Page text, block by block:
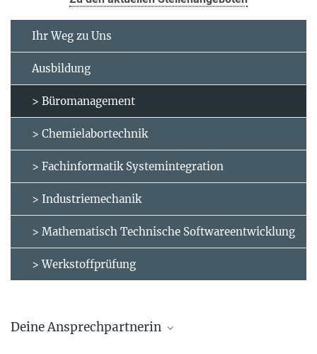
Ihr Weg zu Uns
Ausbildung
> Büromanagement
> Chemielabortechnik
> Fachinformatik Systemintegration
> Industriemechanik
> Mathematisch Technische Softwareentwicklung
> Werkstoffprüfung
Deine Ansprechpartnerin